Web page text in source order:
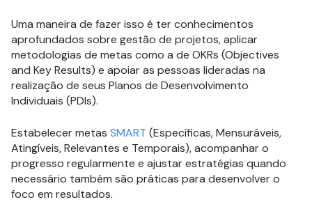
Uma maneira de fazer isso é ter conhecimentos
aprofundados sobre gestão de projetos, aplicar
metodologias de metas como a de OKRs (Objectives
and Key Results) e apoiar as pessoas lideradas na
realização de seus Planos de Desenvolvimento
Individuais (PDIs).
Estabelecer metas SMART (Específicas, Mensuráveis,
Atingíveis, Relevantes e Temporais), acompanhar o
progresso regularmente e ajustar estratégias quando
necessário também são práticas para desenvolver o
foco em resultados.